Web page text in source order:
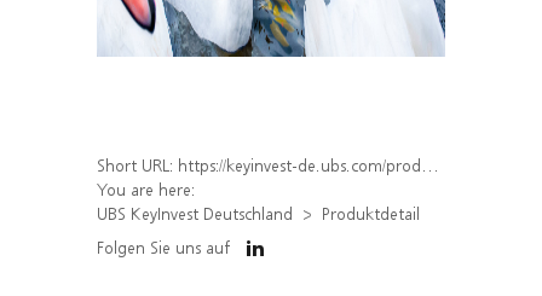
Short URL: https://keyinvest-de.ubs.com/produkt/detail/index/isin/DE000WA7TXT8
You are here:
UBS KeyInvest Deutschland
Produktdetail
Folgen Sie uns auf